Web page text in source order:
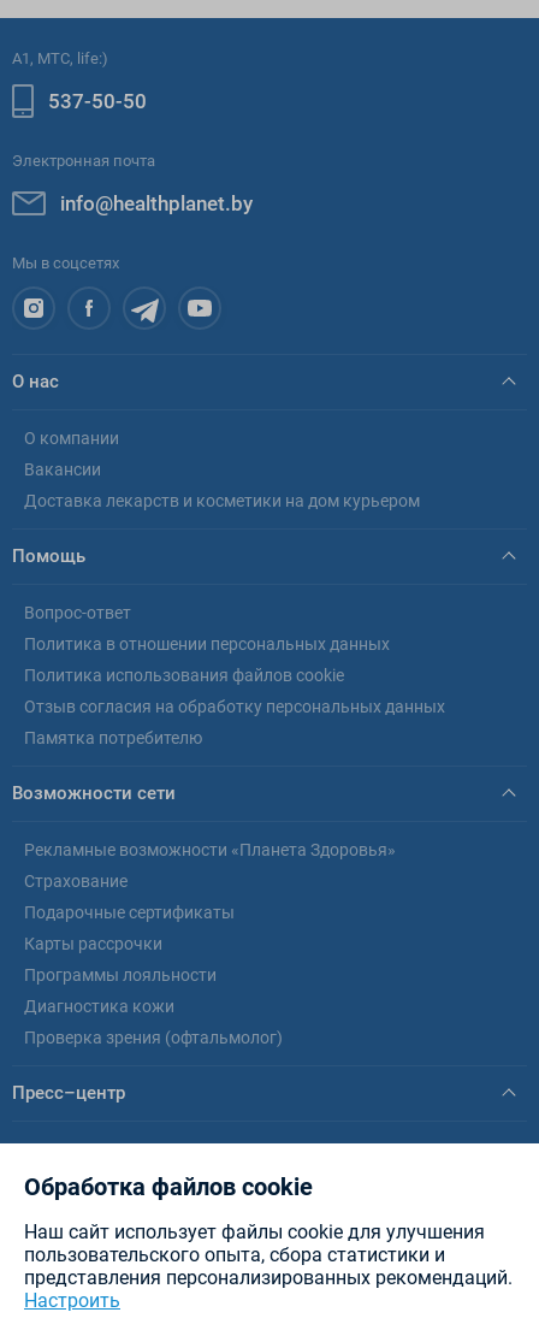
A1, МТС, life:)
537-50-50
Электронная почта
info@healthplanet.by
Мы в соцсетях
О нас
О компании
Вакансии
Доставка лекарств и косметики на дом курьером
Помощь
Вопрос-ответ
Политика в отношении персональных данных
Политика использования файлов cookie
Отзыв согласия на обработку персональных данных
Памятка потребителю
Возможности сети
Рекламные возможности «Планета Здоровья»
Страхование
Подарочные сертификаты
Карты рассрочки
Программы лояльности
Диагностика кожи
Проверка зрения (офтальмолог)
Пресс–центр
Новости
Статьи
ИООО «Интерфармакс»
Планета Здоровья - аптеки в
Минске, Витебске, Бресте, Гомеле, Могилеве, Гродно и других городах РБ.
Разработка сайта — New IT
Обработка файлов cookie
Наш сайт использует файлы cookie для улучшения
пользовательского опыта, сбора статистики и
представления персонализированных рекомендаций.
Настроить